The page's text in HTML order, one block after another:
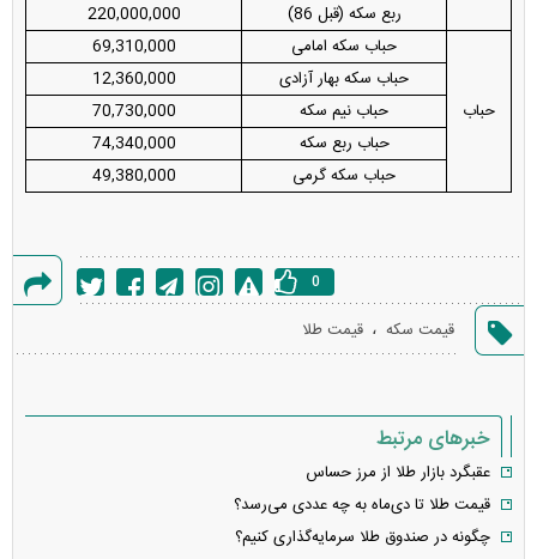
ربع سکه (قبل 86)
220,000,000
حباب
حباب سکه امامی
69,310,000
حباب سکه بهار آزادی
12,360,000
حباب نیم سکه
70,730,000
حباب ربع سکه
74,340,000
حباب سکه گرمی
49,380,000
خطا
0
قیمت سکه ، قیمت طلا
خبرهای مرتبط
عقبگرد بازار طلا از مرز حساس
قیمت طلا تا دی‌ماه به چه عددی می‌رسد؟
چگونه در صندوق طلا سرمایه‌گذاری کنیم؟